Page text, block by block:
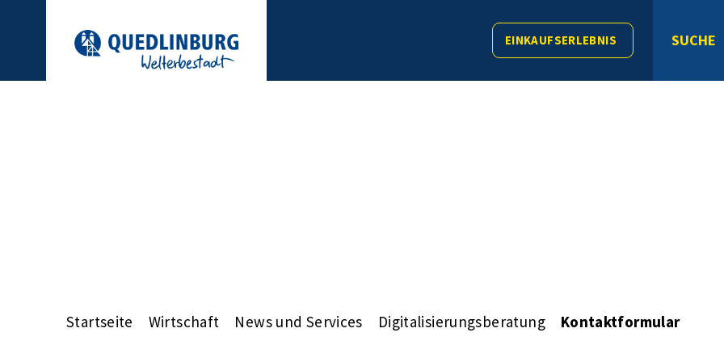
EINKAUFSERLEBNIS SUCHE
Startseite Wirtschaft News und Services Digitalisierungsberatung Kontaktformular